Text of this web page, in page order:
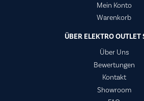
Mein Konto
Warenkorb
ÜBER ELEKTRO OUTLET
Über Uns
Bewertungen
Kontakt
Showroom